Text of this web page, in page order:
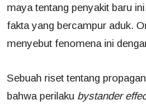
maya tentang penyakit baru
fakta yang bercampur aduk.
menyebut fenomena ini
Sebuah riset tentang
bahwa perilaku bystander